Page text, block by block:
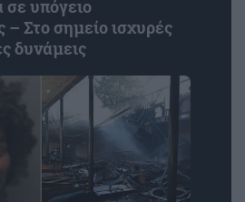
σε υπόγειο
Στο σημείο ισχυρές
δυνάμεις